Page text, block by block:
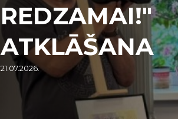
REDZAMAI!"
ATKLĀŠANA
21.07.2026.